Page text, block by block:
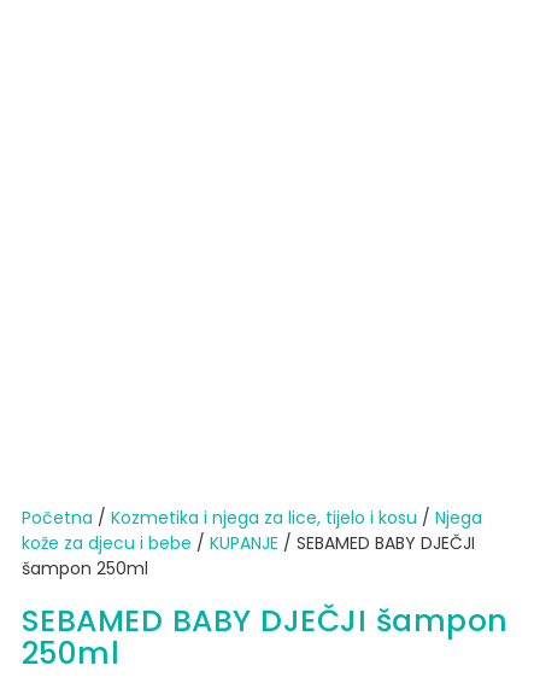
Početna / Kozmetika i njega za lice, tijelo i kosu / Njega
kože za djecu i bebe / KUPANJE / SEBAMED BABY DJEČJI
šampon 250ml
SEBAMED BABY DJEČJI šampon
250ml